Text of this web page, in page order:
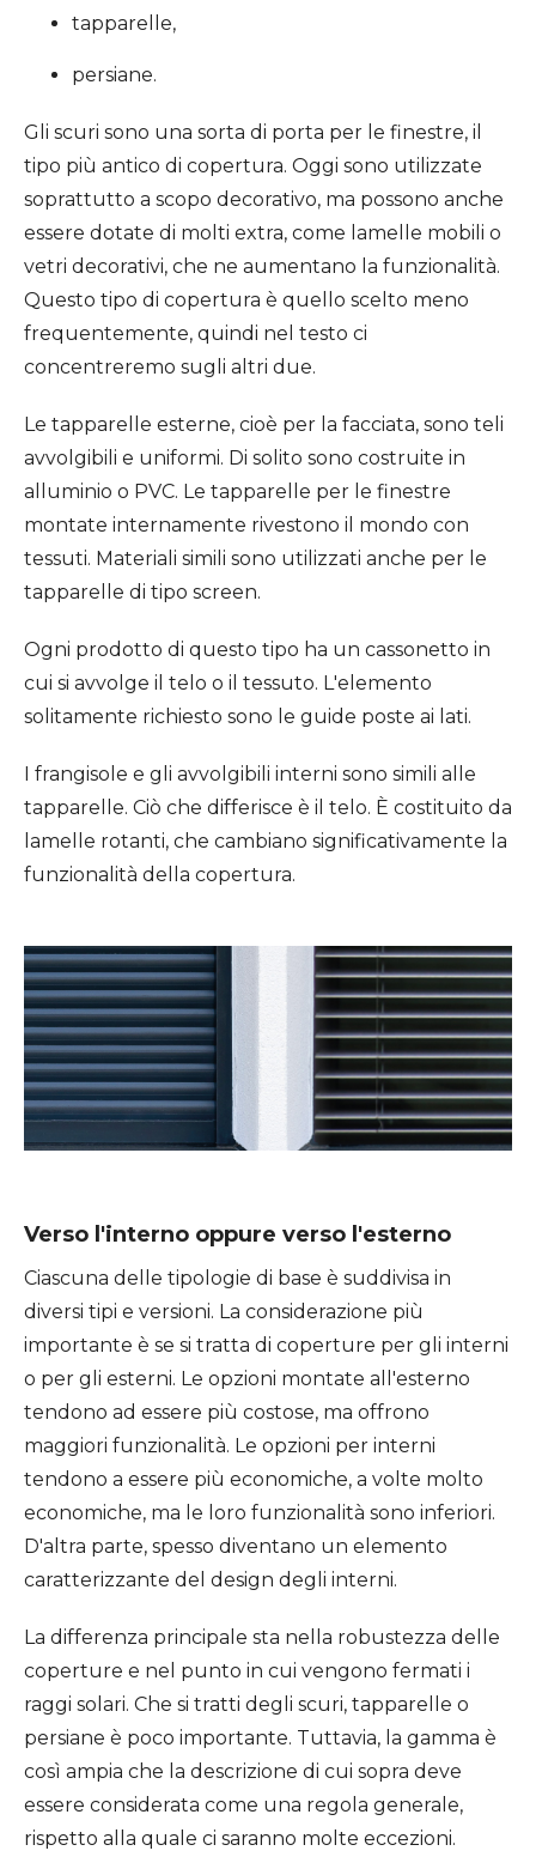
tapparelle,
persiane.
Gli scuri sono una sorta di porta per le finestre, il
tipo più antico di copertura. Oggi sono utilizzate
soprattutto a scopo decorativo, ma possono anche
essere dotate di molti extra, come lamelle mobili o
vetri decorativi, che ne aumentano la funzionalità.
Questo tipo di copertura è quello scelto meno
frequentemente, quindi nel testo ci
concentreremo sugli altri due.
Le tapparelle esterne, cioè per la facciata, sono teli
avvolgibili e uniformi. Di solito sono costruite in
alluminio o PVC. Le tapparelle per le finestre
montate internamente rivestono il mondo con
tessuti. Materiali simili sono utilizzati anche per le
tapparelle di tipo screen.
Ogni prodotto di questo tipo ha un cassonetto in
cui si avvolge il telo o il tessuto. L'elemento
solitamente richiesto sono le guide poste ai lati.
I frangisole e gli avvolgibili interni sono simili alle
tapparelle. Ciò che differisce è il telo. È costituito da
lamelle rotanti, che cambiano significativamente la
funzionalità della copertura.
Verso l'interno oppure verso l'esterno
Ciascuna delle tipologie di base è suddivisa in
diversi tipi e versioni. La considerazione più
importante è se si tratta di coperture per gli interni
o per gli esterni. Le opzioni montate all'esterno
tendono ad essere più costose, ma offrono
maggiori funzionalità. Le opzioni per interni
tendono a essere più economiche, a volte molto
economiche, ma le loro funzionalità sono inferiori.
D'altra parte, spesso diventano un elemento
caratterizzante del design degli interni.
La differenza principale sta nella robustezza delle
coperture e nel punto in cui vengono fermati i
raggi solari. Che si tratti degli scuri, tapparelle o
persiane è poco importante. Tuttavia, la gamma è
così ampia che la descrizione di cui sopra deve
essere considerata come una regola generale,
rispetto alla quale ci saranno molte eccezioni.